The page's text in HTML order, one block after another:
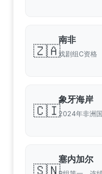
🇿🇦
南非
戏剧组C资格
🇨🇮
象牙海岸
2024年非洲
🇸🇳
塞内加尔